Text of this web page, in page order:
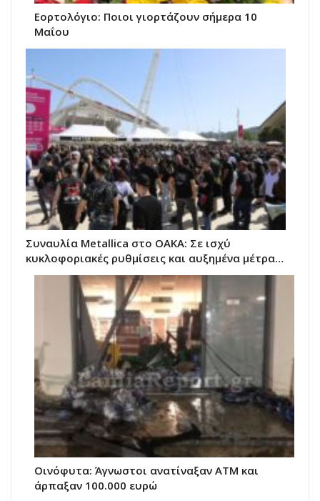
Εορτολόγιο: Ποιοι γιορτάζουν σήμερα 10
Μαΐου
Συναυλία Metallica στο ΟΑΚΑ: Σε ισχύ
κυκλοφοριακές ρυθμίσεις και αυξημένα μέτρα…
Οινόφυτα: Άγνωστοι ανατίναξαν ΑΤΜ και
άρπαξαν 100.000 ευρώ